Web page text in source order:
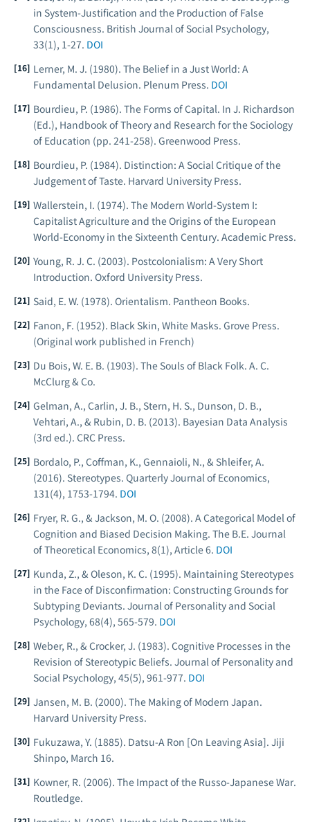
in System-Justification and the Production of False
Consciousness. British Journal of Social Psychology,
33(1), 1-27. DOI
Lerner, M. J. (1980). The Belief in a Just World: A
Fundamental Delusion. Plenum Press. DOI
Bourdieu, P. (1986). The Forms of Capital. In J. Richardson
(Ed.), Handbook of Theory and Research for the Sociology
of Education (pp. 241-258). Greenwood Press.
Bourdieu, P. (1984). Distinction: A Social Critique of the
Judgement of Taste. Harvard University Press.
Wallerstein, I. (1974). The Modern World-System I:
Capitalist Agriculture and the Origins of the European
World-Economy in the Sixteenth Century. Academic Press.
Young, R. J. C. (2003). Postcolonialism: A Very Short
Introduction. Oxford University Press.
Said, E. W. (1978). Orientalism. Pantheon Books.
Fanon, F. (1952). Black Skin, White Masks. Grove Press.
(Original work published in French)
Du Bois, W. E. B. (1903). The Souls of Black Folk. A. C.
McClurg & Co.
Gelman, A., Carlin, J. B., Stern, H. S., Dunson, D. B.,
Vehtari, A., & Rubin, D. B. (2013). Bayesian Data Analysis
(3rd ed.). CRC Press.
Bordalo, P., Coffman, K., Gennaioli, N., & Shleifer, A.
(2016). Stereotypes. Quarterly Journal of Economics,
131(4), 1753-1794. DOI
Fryer, R. G., & Jackson, M. O. (2008). A Categorical Model of
Cognition and Biased Decision Making. The B.E. Journal
of Theoretical Economics, 8(1), Article 6. DOI
Kunda, Z., & Oleson, K. C. (1995). Maintaining Stereotypes
in the Face of Disconfirmation: Constructing Grounds for
Subtyping Deviants. Journal of Personality and Social
Psychology, 68(4), 565-579. DOI
Weber, R., & Crocker, J. (1983). Cognitive Processes in the
Revision of Stereotypic Beliefs. Journal of Personality and
Social Psychology, 45(5), 961-977. DOI
Jansen, M. B. (2000). The Making of Modern Japan.
Harvard University Press.
Fukuzawa, Y. (1885). Datsu-A Ron [On Leaving Asia]. Jiji
Shinpo, March 16.
Kowner, R. (2006). The Impact of the Russo-Japanese War.
Routledge.